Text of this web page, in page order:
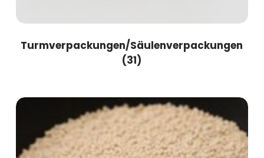
Turmverpackungen/Säulenverpackungen
(31)